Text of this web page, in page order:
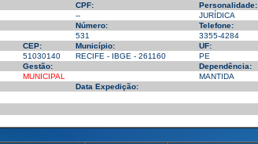
CPF:
Personalidade:
--
JURÍDICA
Número:
Telefone:
531
3355-4284
CEP: Município:
UF:
51030140 RECIFE - IBGE - 261160
PE
Gestão:
Dependência:
MUNICIPAL
MANTIDA
Data Expedição: